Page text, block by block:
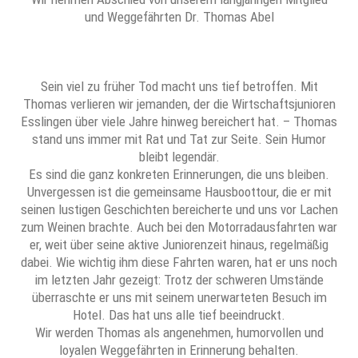
und Weggefährten Dr. Thomas Abel
Sein viel zu früher Tod macht uns tief betroffen. Mit
Thomas verlieren wir jemanden, der die Wirtschaftsjunioren
Esslingen über viele Jahre hinweg bereichert hat. – Thomas
stand uns immer mit Rat und Tat zur Seite. Sein Humor
bleibt legendär.
​Es sind die ganz konkreten Erinnerungen, die uns bleiben.
Unvergessen ist die gemeinsame Hausboottour, die er mit
seinen lustigen Geschichten bereicherte und uns vor Lachen
zum Weinen brachte. Auch bei den Motorradausfahrten war
er, weit über seine aktive Juniorenzeit hinaus, regelmäßig
dabei. Wie wichtig ihm diese Fahrten waren, hat er uns noch
im letzten Jahr gezeigt: Trotz der schweren Umstände
überraschte er uns mit seinem unerwarteten Besuch im
Hotel. Das hat uns alle tief beeindruckt.
​Wir werden Thomas als angenehmen, humorvollen und
loyalen Weggefährten in Erinnerung behalten.